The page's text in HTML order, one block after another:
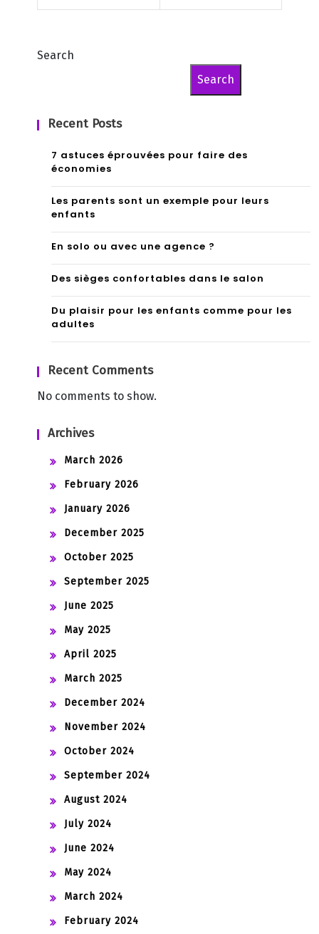
Search
Search
Recent Posts
7 astuces éprouvées pour faire des
économies
Les parents sont un exemple pour leurs
enfants
En solo ou avec une agence ?
Des sièges confortables dans le salon
Du plaisir pour les enfants comme pour les
adultes
Recent Comments
No comments to show.
Archives
March 2026
February 2026
January 2026
December 2025
October 2025
September 2025
June 2025
May 2025
April 2025
March 2025
December 2024
November 2024
October 2024
September 2024
August 2024
July 2024
June 2024
May 2024
March 2024
February 2024